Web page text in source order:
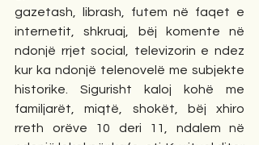
gazetash, librash, futem në faqet e
internetit, shkruaj, bëj komente në
ndonjë rrjet social, televizorin e ndez
kur ka ndonjë telenovelë me subjekte
historike. Sigurisht kaloj kohë me
familjarët, miqtë, shokët, bëj xhiro
rreth orëve 10 deri 11, ndalem në